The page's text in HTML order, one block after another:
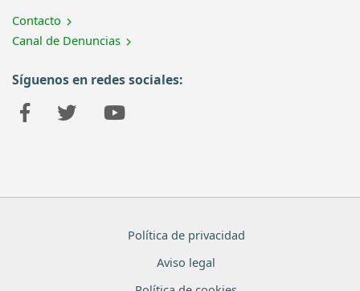
Contacto
Canal de Denuncias
Síguenos en redes sociales:
Política de privacidad
Aviso legal